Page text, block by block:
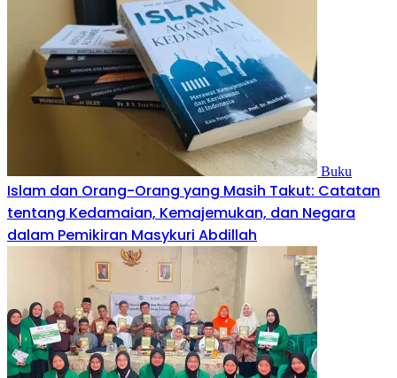
Buku
Islam dan Orang-Orang yang Masih Takut: Catatan
tentang Kedamaian, Kemajemukan, dan Negara
dalam Pemikiran Masykuri Abdillah